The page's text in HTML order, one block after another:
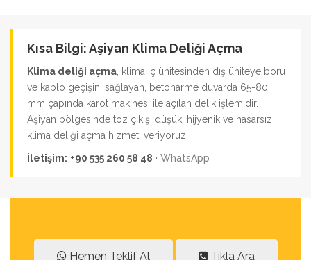
Kısa Bilgi: Aşiyan Klima Deliği Açma
Klima deliği açma , klima iç ünitesinden dış üniteye boru
ve kablo geçişini sağlayan, betonarme duvarda 65-80
mm çapında karot makinesi ile açılan delik işlemidir.
Aşiyan bölgesinde toz çıkışı düşük, hijyenik ve hasarsız
klima deliği açma hizmeti veriyoruz.
İletişim: +90 535 260 58 48 · WhatsApp
Hemen Teklif Al Tıkla Ara